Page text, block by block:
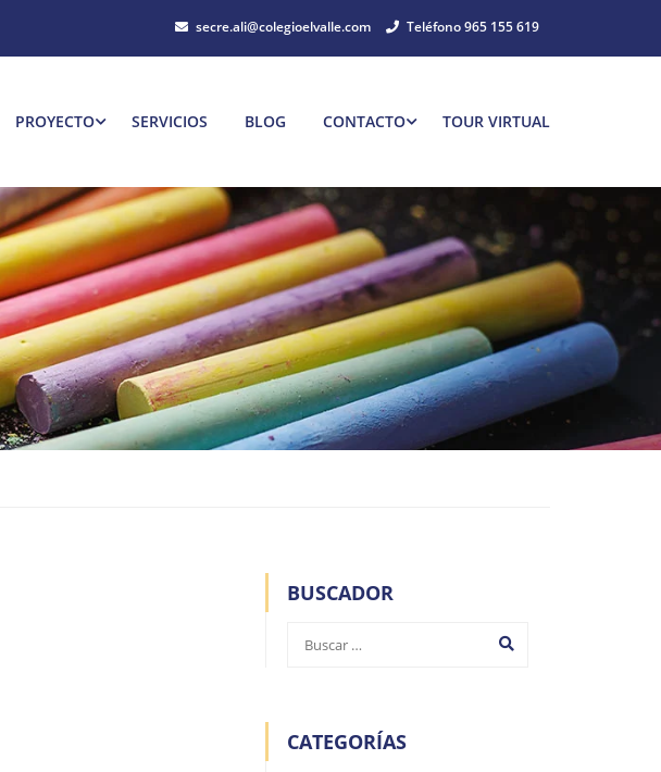
secre.ali@colegioelvalle.com Teléfono 965 155 619
PROYECTO SERVICIOS BLOG CONTACTO TOUR VIRTUAL
BUSCADOR
CATEGORÍAS